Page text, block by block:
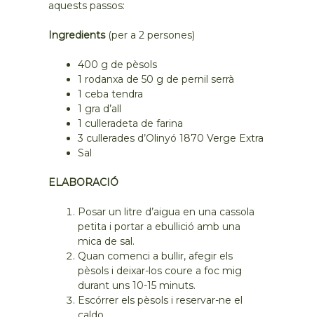
aquests passos:
Ingredients (per a 2 persones)
400 g de pèsols
1 rodanxa de 50 g de pernil serrà
1 ceba tendra
1 gra d’all
1 culleradeta de farina
3 cullerades d’Olinyó 1870 Verge Extra
Sal
ELABORACIÓ
Posar un litre d’aigua en una cassola
petita i portar a ebullició amb una
mica de sal.
Quan comenci a bullir, afegir els
pèsols i deixar-los coure a foc mig
durant uns 10-15 minuts.
Escórrer els pèsols i reservar-ne el